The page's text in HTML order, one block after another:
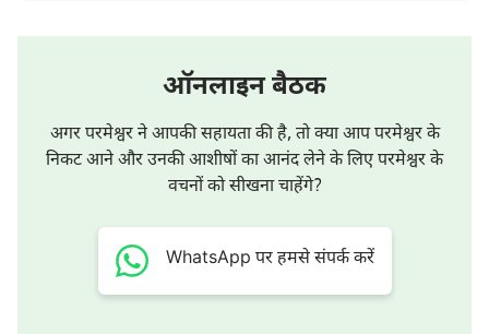
बाइबलपढ़ने के बावजूद भी आत्मा को
मुरझाते हुए पाते है! तो आप क्या कर सकते हैं?परमेश्वर के
दैनिक वचनपर क्लिक करें या निम्नलिखित संबंधित सामग्री
परमेश्वर के प्रकटन ने एक नए युग का
ऑनलाइन बैठक
अगर परमेश्वर ने आपकी सहायता की है, तो क्या आप परमेश्वर के
निकट आने और उनकी आशीषों का आनंद लेने के लिए परमेश्वर के
वचनों को सीखना चाहेंगे?
WhatsApp पर हमसे संपर्क करें